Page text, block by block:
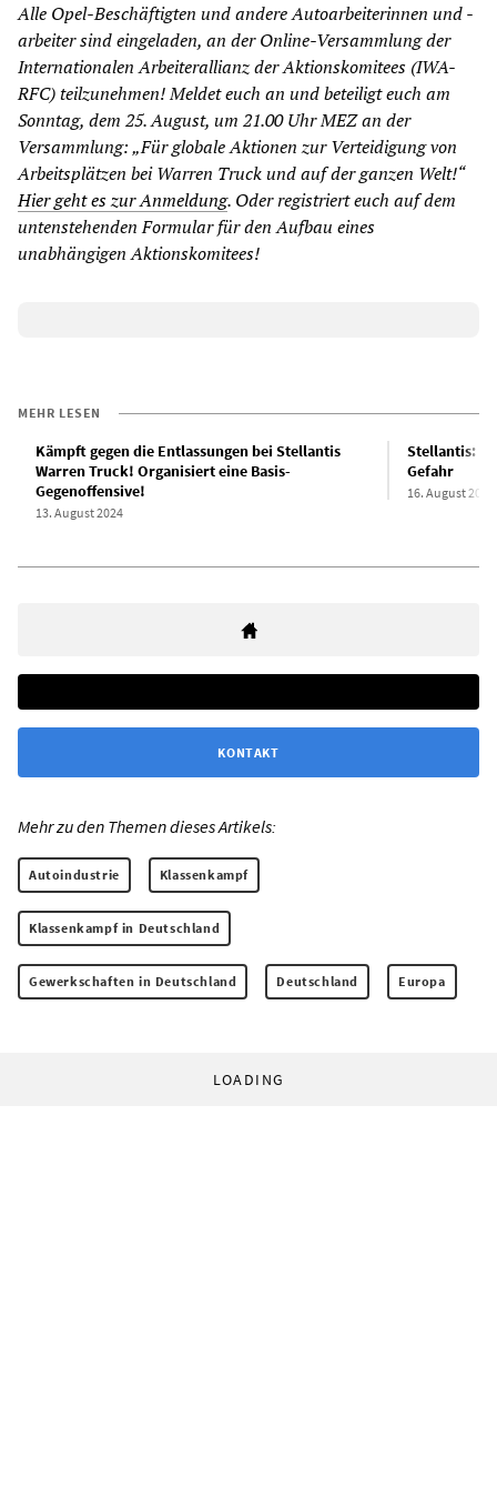
Alle Opel-Beschäftigten und andere Autoarbeiterinnen und -
arbeiter sind eingeladen, an der Online-Versammlung der
Internationalen Arbeiterallianz der Aktionskomitees (IWA-
RFC) teilzunehmen! Meldet euch an und beteiligt euch am
Sonntag, dem 25. August, um 21.00 Uhr MEZ an der
Versammlung: „Für globale Aktionen zur Verteidigung von
Arbeitsplätzen bei Warren Truck und auf der ganzen Welt!“
Hier geht es zur Anmeldung. Oder registriert euch auf dem
untenstehenden Formular für den Aufbau eines
unabhängigen Aktionskomitees!
MEHR LESEN
Kämpft gegen die Entlassungen bei Stellantis
Warren Truck! Organisiert eine Basis-
Gegenoffensive!
13. August 2024
Stellantis:
Gefahr
16. August 2024
KONTAKT
Mehr zu den Themen dieses Artikels:
Autoindustrie Klassenkampf
Klassenkampf in Deutschland
Gewerkschaften in Deutschland Deutschland Europa
LOADING